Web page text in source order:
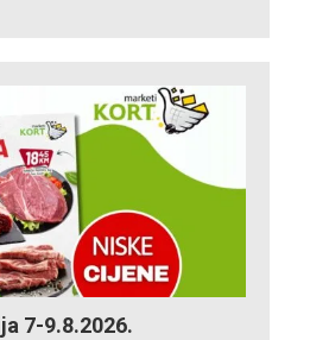
7-9.8.2026.